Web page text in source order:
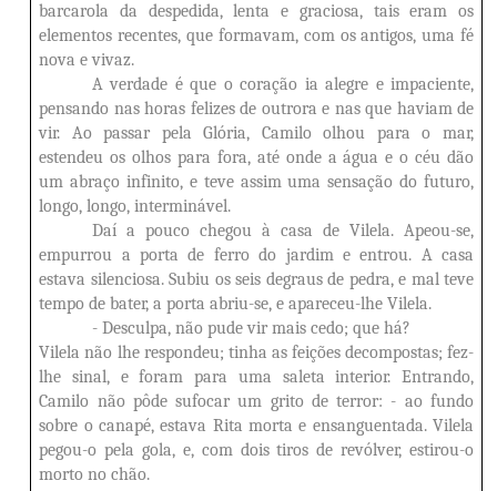
barcarola da despedida, lenta e graciosa, tais eram os
elementos recentes, que formavam, com os antigos, uma fé
nova e vivaz.
A verdade é que o coração ia alegre e impaciente,
pensando nas horas felizes de outrora e nas que haviam de
vir. Ao passar pela Glória, Camilo olhou para o mar,
estendeu os olhos para fora, até onde a água e o céu dão
um abraço infinito, e teve assim uma sensação do futuro,
longo, longo, interminável.
Daí a pouco chegou à casa de Vilela. Apeou-se,
empurrou a porta de ferro do jardim e entrou. A casa
estava silenciosa. Subiu os seis degraus de pedra, e mal teve
tempo de bater, a porta abriu-se, e apareceu-lhe Vilela.
- Desculpa, não pude vir mais cedo; que há?
Vilela não lhe respondeu; tinha as feições decompostas; fez-
lhe sinal, e foram para uma saleta interior. Entrando,
Camilo não pôde sufocar um grito de terror: - ao fundo
sobre o canapé, estava Rita morta e ensanguentada. Vilela
pegou-o pela gola, e, com dois tiros de revólver, estirou-o
morto no chão.